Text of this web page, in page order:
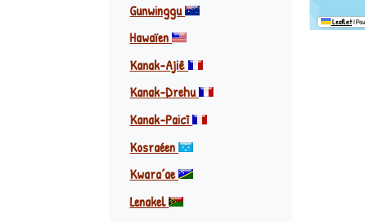
Gunwinggu
Hawaïen
Kanak-Ajiê
Kanak-Drehu
Kanak-Paicî
Kosraéen
Kwaraʼae
Lenakel
Leaflet|